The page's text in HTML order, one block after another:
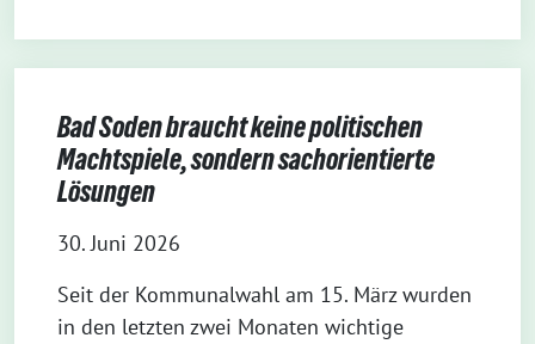
Bad Soden braucht keine politischen
Machtspiele, sondern sachorientierte
Lösungen
30. Juni 2026
Seit der Kommunalwahl am 15. März wurden
in den letzten zwei Monaten wichtige